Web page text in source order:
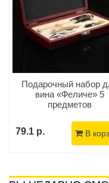
Подарочный набор
вина «Феличе» 5
предметов
79.1 р. В